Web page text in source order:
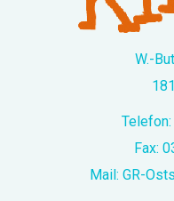
W.-
Telefon:
Fax:
Mail: GR-